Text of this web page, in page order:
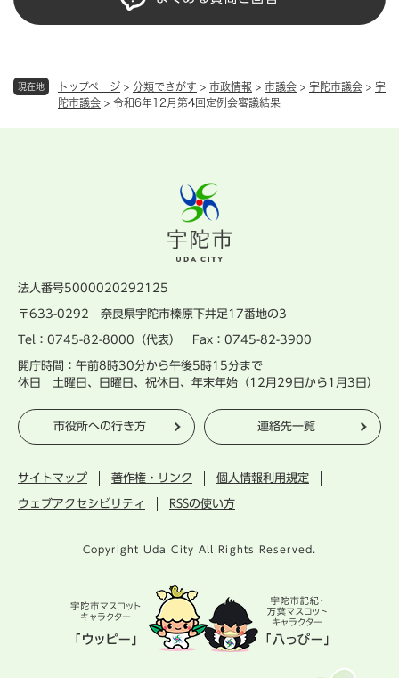
現在地 トップページ > 分類でさがす > 市政情報 > 市議会 > 宇陀市議会 > 宇
陀市議会 > 令和6年12月第4回定例会審議結果
法人番号5000020292125
〒633-0292 奈良県宇陀市榛原下井足17番地の3
Tel：0745-82-8000（代表） Fax：0745-82-3900
開庁時間：午前8時30分から午後5時15分まで
休日 土曜日、日曜日、祝休日、年末年始（12月29日から1月3日）
市役所への行き方 連絡先一覧
サイトマップ 著作権・リンク 個人情報利用規定
ウェブアクセシビリティ RSSの使い方
Copyright Uda City All Rights Reserved.